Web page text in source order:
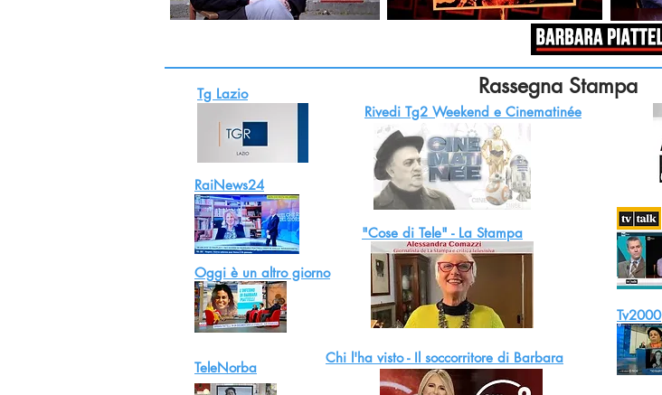
Tg Lazio Rassegna Stampa
RaiNews24
Oggi è un altro giorno
Rivedi Tg2 Weekend e Cinematinée
"Cose di Tele" - La Stampa
TeleNorba
Chi l'ha visto - Il soccorritore di Barbara
Tv2000